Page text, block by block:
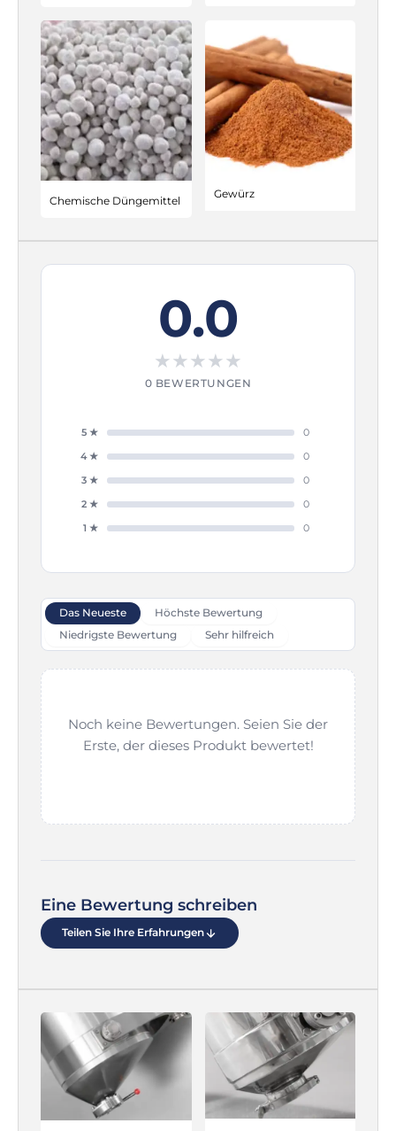
Chemische Düngemittel
Gewürz
0.0
★★★★★
0 BEWERTUNGEN
5 ★
0
4 ★
0
3 ★
0
2 ★
0
1 ★
0
Das Neueste
Höchste Bewertung
Niedrigste Bewertung
Sehr hilfreich
Noch keine Bewertungen. Seien Sie der
Erste, der dieses Produkt bewertet!
Eine Bewertung schreiben
Teilen Sie Ihre Erfahrungen